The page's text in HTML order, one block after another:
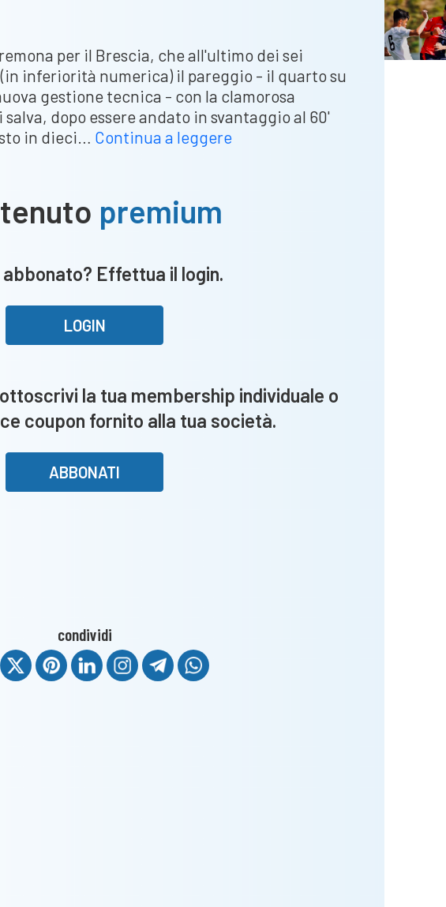
per il Brescia, che all'ultimo dei sei
inferiorità numerica) il pareggio - il quarto su
gestione tecnica - con la clamorosa
dopo essere andato in svantaggio al 60'
in dieci… Continua a leggereCremonese-
Lezzerini
altrettanto
decisive
premium
abbonato? Effettua il login.
LOGIN
la tua membership individuale o
coupon fornito alla tua società.
ABBONATI
condividi